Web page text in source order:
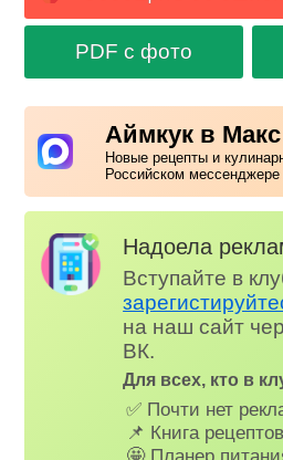
PDF с фото
Аймкук в Макс
Новые рецепты и
Российском мессенджере
Надоела
Вступайте в
на наш сайт
ВК.
Для всех, кто в
✅ Почти нет
📌 Книга рецептов
🤩 Планер